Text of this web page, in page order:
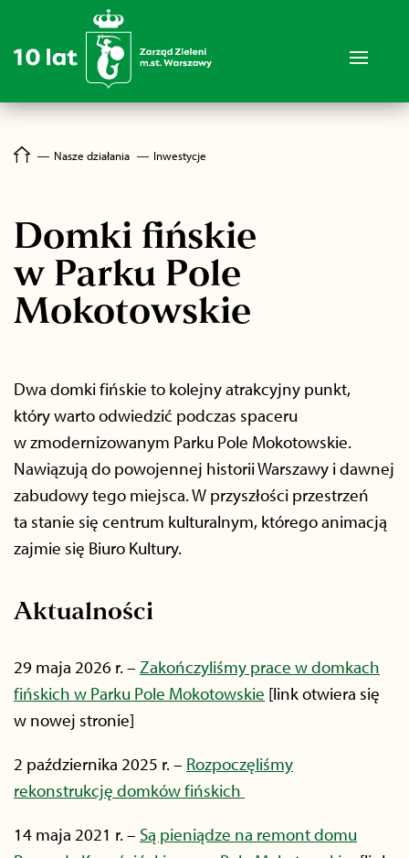
― Nasze działania ― Inwestycje
Domki fińskie
w Parku Pole
Mokotowskie
Dwa domki fińskie to kolejny atrakcyjny punkt,
który warto odwiedzić podczas spaceru
w zmodernizowanym Parku Pole Mokotowskie.
Nawiązują do powojennej historii Warszawy i dawnej
zabudowy tego miejsca. W przyszłości przestrzeń
ta stanie się centrum kulturalnym, którego animacją
zajmie się Biuro Kultury.
Aktualności
29 maja 2026 r. – Zakończyliśmy prace w domkach
fińskich w Parku Pole Mokotowskie [link otwiera się
w nowej stronie]
2 października 2025 r. – Rozpoczęliśmy
rekonstrukcję domków fińskich
14 maja 2021 r. – Są pieniądze na remont domu